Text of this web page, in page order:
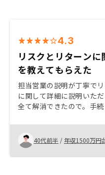
4.3
リスクとリターンに
を教えてもらえた
担当営業の説明が丁寧で
に関して詳細に説明いた
全て解消できたので。手続
（システム活用で十分簡
思いますが。）
40代前半 / 年収1500万円